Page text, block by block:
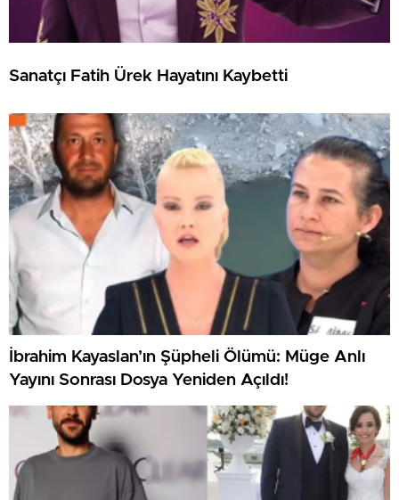
Sanatçı Fatih Ürek Hayatını Kaybetti
İbrahim Kayaslan’ın Şüpheli Ölümü: Müge Anlı
Yayını Sonrası Dosya Yeniden Açıldı!